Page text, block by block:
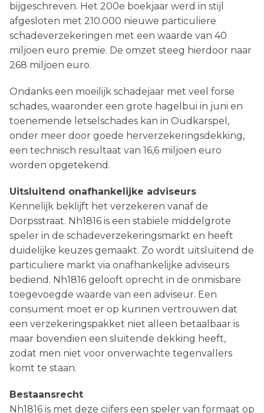
bijgeschreven. Het 200e boekjaar werd in stijl
afgesloten met 210.000 nieuwe particuliere
schadeverzekeringen met een waarde van 40
miljoen euro premie. De omzet steeg hierdoor naar
268 miljoen euro.
Ondanks een moeilijk schadejaar met veel forse
schades, waaronder een grote hagelbui in juni en
toenemende letselschades kan in Oudkarspel,
onder meer door goede herverzekeringsdekking,
een technisch resultaat van 16,6 miljoen euro
worden opgetekend.
Uitsluitend onafhankelijke adviseurs
Kennelijk beklijft het verzekeren vanaf de
Dorpsstraat. Nh1816 is een stabiele middelgrote
speler in de schadeverzekeringsmarkt en heeft
duidelijke keuzes gemaakt. Zo wordt uitsluitend de
particuliere markt via onafhankelijke adviseurs
bediend. Nh1816 gelooft oprecht in de onmisbare
toegevoegde waarde van een adviseur. Een
consument moet er op kunnen vertrouwen dat
een verzekeringspakket niet alleen betaalbaar is
maar bovendien een sluitende dekking heeft,
zodat men niet voor onverwachte tegenvallers
komt te staan.
Bestaansrecht
Nh1816 is met deze cijfers een speler van formaat op